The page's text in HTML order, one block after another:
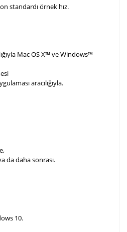
standardı örnek hız.
Mac OS X™ ve Windows™
aracılığıyla.
da daha sonrası.
10.